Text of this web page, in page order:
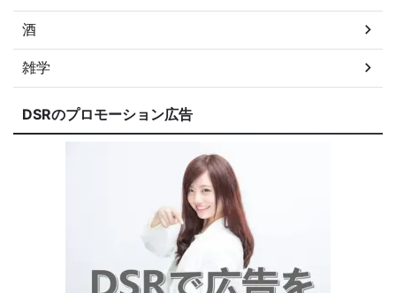
酒
雑学
DSRのプロモーション広告